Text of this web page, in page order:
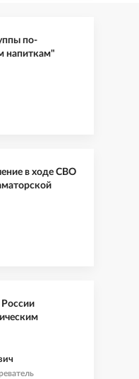
по-
напиткам"
в ходе СВО